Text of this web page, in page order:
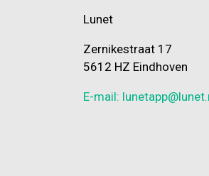
Lunet
Zernikestraat 17
5612 HZ Eindhoven
E-mail: